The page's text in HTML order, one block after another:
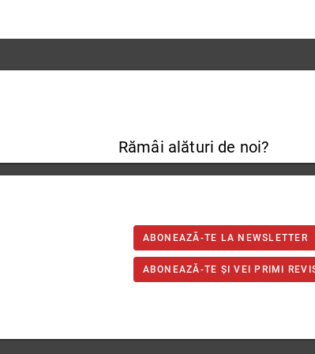
Rămâi alături de noi?
ABONEAZĂ-TE LA NEWSLETTER
ABONEAZĂ-TE ȘI VEI PRIMI